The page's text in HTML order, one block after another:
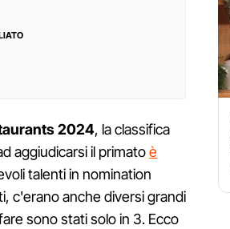
2024, la classifica
aggiudicarsi il primatoè
talenti in nomination
c'erano anche diversi grandi
sono stati solo in 3. Ecco